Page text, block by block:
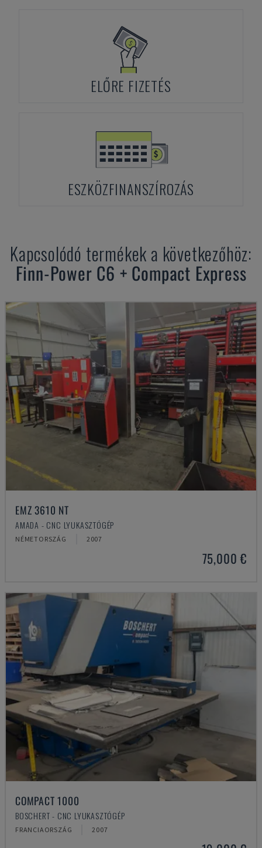
ELŐRE FIZETÉS
ESZKÖZFINANSZÍROZÁS
Kapcsolódó termékek a következőhöz:
Finn-Power C6 + Compact Express
EMZ 3610 NT
AMADA - CNC LYUKASZTÓGÉP
NÉMETORSZÁG 2007
75,000 €
COMPACT 1000
BOSCHERT - CNC LYUKASZTÓGÉP
FRANCIAORSZÁG 2007